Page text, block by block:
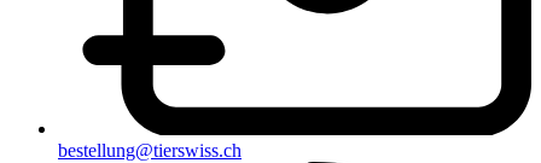
bestellung@tierswiss.ch